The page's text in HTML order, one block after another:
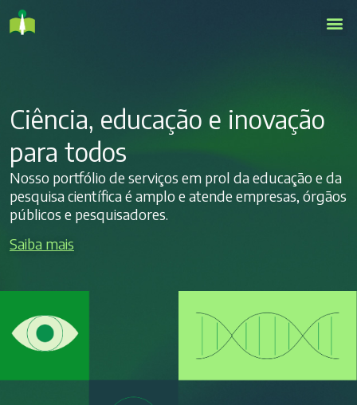
Ciência, educação e inovação
para todos
Nosso portfólio de serviços em prol da educação e da
pesquisa científica é amplo e atende empresas, órgãos
públicos e pesquisadores.
Saiba mais